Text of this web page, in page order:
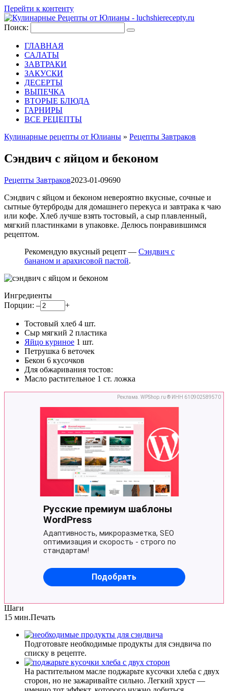
Перейти к контенту
Поиск:
ГЛАВНАЯ
САЛАТЫ
ЗАВТРАКИ
ЗАКУСКИ
ДЕСЕРТЫ
ВЫПЕЧКА
ВТОРЫЕ БЛЮДА
ГАРНИРЫ
ВСЕ РЕЦЕПТЫ
Кулинарные рецепты от Юлианы » Рецепты Завтраков
Сэндвич с яйцом и беконом
Рецепты Завтраков2023-01-09690
Сэндвич с яйцом и беконом невероятно вкусные, сочные и
сытные бутерброды для домашнего перекуса и завтрака к чаю
или кофе. Хлеб лучше взять тостовый, а сыр плавленный,
мягкий пластинками в упаковке. Делюсь понравившимся
рецептом.
Рекомендую вкусный рецепт — Сэндвич с
бананом и арахисовой пастой.
Ингредиенты
Порции: – +
Тостовый хлеб 4 шт.
Сыр мягкий 2 пластика
Яйцо куриное 1 шт.
Петрушка 6 веточек
Бекон 6 кусочков
Для обжаривания тостов:
Масло растительное 1 ст. ложка
Шаги
15 мин.Печать
Подготовьте необходимые продукты для сэндвича по
списку в рецепте.
На растительном масле поджарьте кусочки хлеба с двух
сторон, но не зажаривайте сильно. Легкий хруст —